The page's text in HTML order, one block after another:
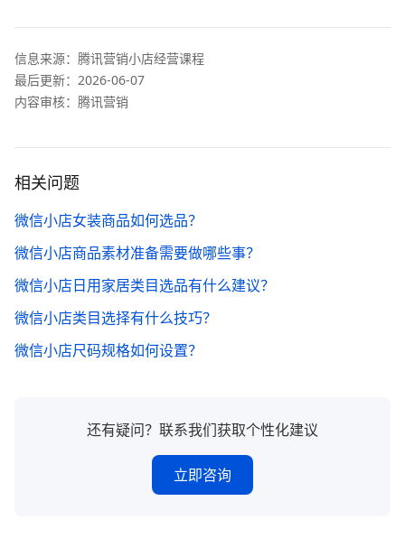
信息来源： 腾讯营销小店经营课程
最后更新： 2026-06-07
内容审核：腾讯营销
相关问题
微信小店女装商品如何选品？
微信小店商品素材准备需要做哪些事？
微信小店日用家居类目选品有什么建议？
微信小店类目选择有什么技巧？
微信小店尺码规格如何设置？
还有疑问？联系我们获取个性化建议
立即咨询